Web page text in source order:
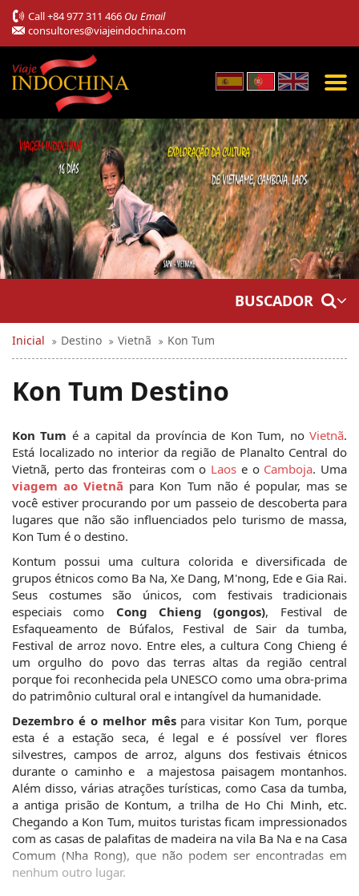
Call+84 977 311 466 Ou Email
consultores@viajeindochina.com
BUSCADOR
Inicial Destino Vietnã Kon Tum
Kon Tum Destino
Kon Tum é a capital da província de Kon Tum, no Vietnã.
Está localizado no interior da região de Planalto Central do
Vietnã, perto das fronteiras com o Laos e o Camboja
viagem ao Vietnã para Kon Tum não é popular, mas se
você estiver procurando por um passeio de descoberta para
lugares que não são influenciados pelo turismo de massa,
Kon Tum é o destino.
Kontum possui uma cultura colorida e diversificada de
grupos étnicos como Ba Na, Xe Dang, M'nong, Ede e Gia Rai.
Seus costumes são únicos, com festivais tradicionais
especiais como Cong Chieng (gongos), Festival de
Esfaqueamento de Búfalos, Festival de Sair da tumba,
Festival de arroz novo. Entre eles, a cultura Cong Chieng é
um orgulho do povo das terras altas da região central
porque foi reconhecida pela UNESCO como uma obra-prima
do patrimônio cultural oral e intangível da humanidade.
Dezembro é o melhor mês para visitar Kon Tum, porque
esta é a estação seca, é legal e é possível ver flores
silvestres, campos de arroz, alguns dos festivais étnicos
durante o caminho e  a majestosa paisagem montanhos.
Além disso, várias atrações turísticas, como Casa da tumba,
a antiga prisão de Kontum, a trilha de Ho Chi Minh, etc.
Chegando a Kon Tum, muitos turistas ficam impressionados
com as casas de palafitas de madeira na vila Ba Na e na Casa
Comum (Nha Rong), que não podem ser encontradas em
nenhum outro lugar.